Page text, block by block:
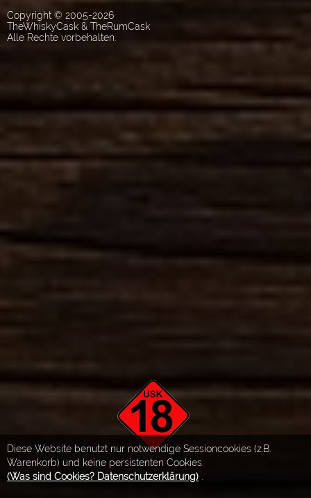
Diese Website benutzt nur notwendige Sessioncookies (z.B.
Warenkorb) und keine persistenten Cookies.
(Was sind Cookies? Datenschutzerklärung)
Copyright © 2005-2026
TheWhiskyCask & TheRumCask
Alle Rechte vorbehalten.